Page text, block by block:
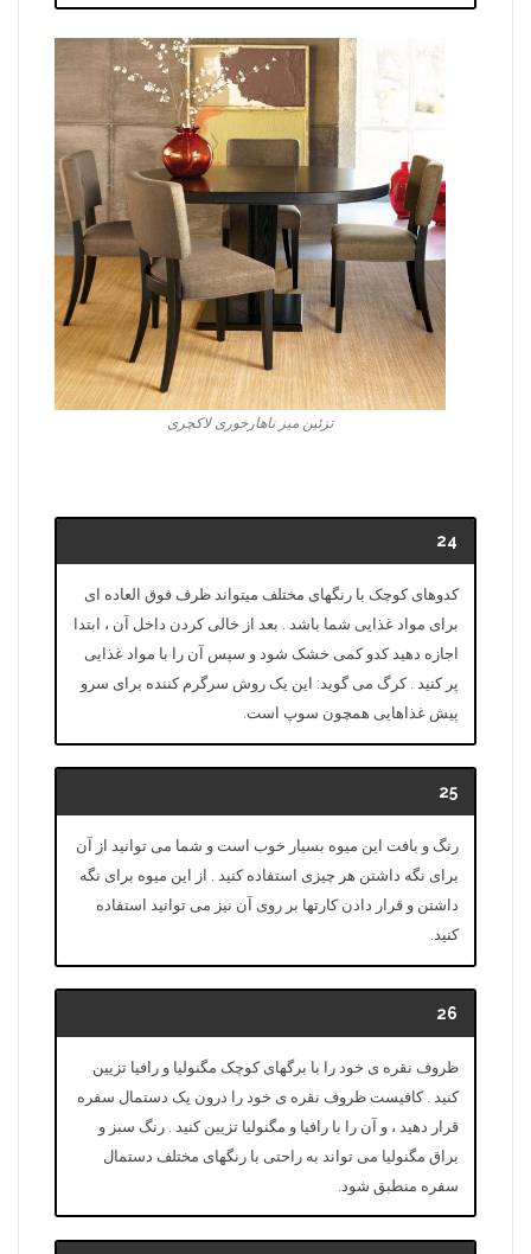
تزئین میز ناهارخوری لاکچری
24
کدوهای کوچک با رنگهای مختلف میتواند ظرف فوق العاده ای
برای مواد غذایی شما باشد . بعد از خالی کردن داخل آن ، ابتدا
اجازه دهید کدو کمی خشک شود و سپس آن را با مواد غذایی
پر کنید . کرگ می گوید: این یک روش سرگرم کننده برای سرو
پیش غذاهایی همچون سوپ است.
25
رنگ و بافت این میوه بسیار خوب است و شما می توانید از آن
برای نگه داشتن هر چیزی استفاده کنید . از این میوه برای نگه
داشتن و قرار دادن کارتها بر روی آن نیز می توانید استفاده
کنید.
26
ظروف نقره ی خود را با برگهای کوچک مگنولیا و رافیا تزیین
کنید . کافیست ظروف نقره ی خود را درون یک دستمال سفره
قرار دهید ، و آن را با رافیا و مگنولیا تزیین کنید . رنگ سبز و
براق مگنولیا می تواند به راحتی با رنگهای مختلف دستمال
سفره منطبق شود.